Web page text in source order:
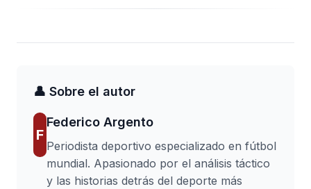
👤 Sobre el autor
F
Federico Argento
Periodista deportivo especializado en fútbol
mundial. Apasionado por el análisis táctico
y las historias detrás del deporte más